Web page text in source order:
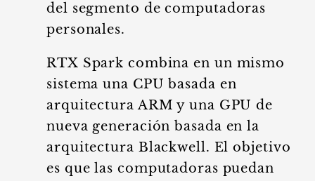
del segmento de computadoras
personales.
RTX Spark combina en un mismo
sistema una CPU basada en
arquitectura ARM y una GPU de
nueva generación basada en la
arquitectura Blackwell. El objetivo
es que las computadoras puedan